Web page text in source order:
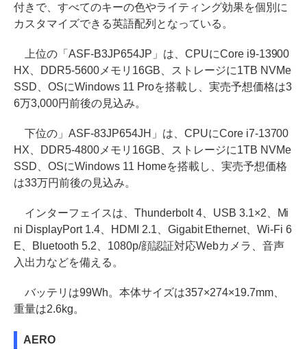
付きで、すべてのキーの色やライティング効果を個別に
カスタマイズできる英語配列となっている。
上位の「ASF-B3JP654JP」は、CPUにCore i9-13900
HX、DDR5-5600メモリ16GB、ストレージに1TB NVMe
SSD、OSにWindows 11 Proを搭載し、実売予想価格は3
6万3,000円前後の見込み。
下位の」ASF-83JP654JH」は、CPUにCore i7-13700
HX、DDR5-4800メモリ16GB、ストレージに1TB NVMe
SSD、OSにWindows 11 Homeを搭載し、実売予想価格
は33万円前後の見込み。
インターフェイスは、Thunderbolt 4、USB 3.1×2、Mi
ni DisplayPort 1.4、HDMI 2.1、Gigabit Ethernet、Wi-Fi 6
E、Bluetooth 5.2、1080p/顔認証対応Webカメラ、音声
入出力などを備える。
バッテリは99Wh。本体サイズは357×274×19.7mm、
重量は2.6kg。
AERO